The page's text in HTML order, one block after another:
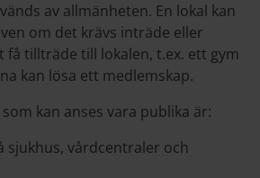
av allmänheten. En lokal kan
om det krävs inträde eller
få tillträde till lokalen, t.ex. ett gym
kan lösa ett medlemskap.
kan anses vara publika är:
sjukhus, vårdcentraler och